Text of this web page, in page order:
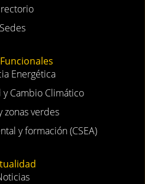
Sedes
Energética
Cambio Climático
zonas verdes
y formación (CSEA)